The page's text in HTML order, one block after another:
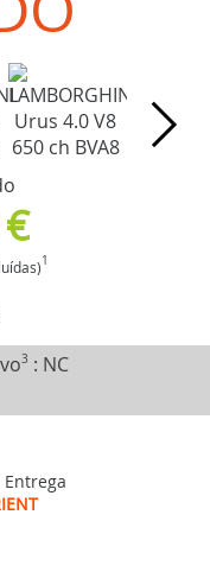
1
3 : NC
Entrega